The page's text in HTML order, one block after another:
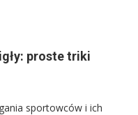
proste triki
sportowców i ich